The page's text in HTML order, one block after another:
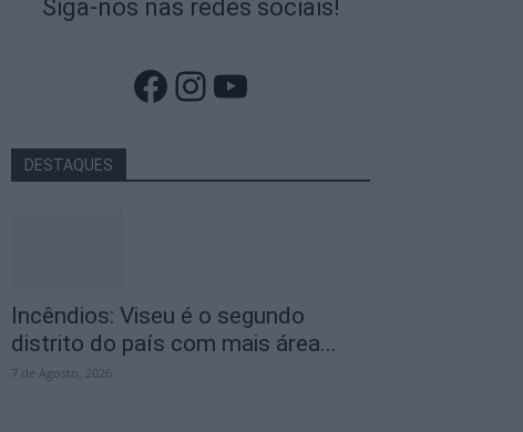
Siga-nos nas redes sociais!
Facebook
Instagram
YouTube
DESTAQUES
Incêndios: Viseu é o segundo
distrito do país com mais área...
7 de Agosto, 2026